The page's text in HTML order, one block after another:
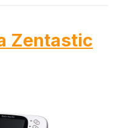
Zentastic